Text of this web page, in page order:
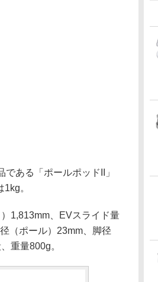
ある「ポールポッドII」
。
1,813mm、EVスライド量
（ポール）23mm、脚径
重量800g。